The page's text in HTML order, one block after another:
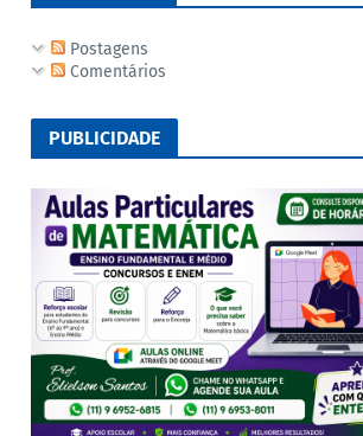
Postagens
Comentários
PUBLICIDADE